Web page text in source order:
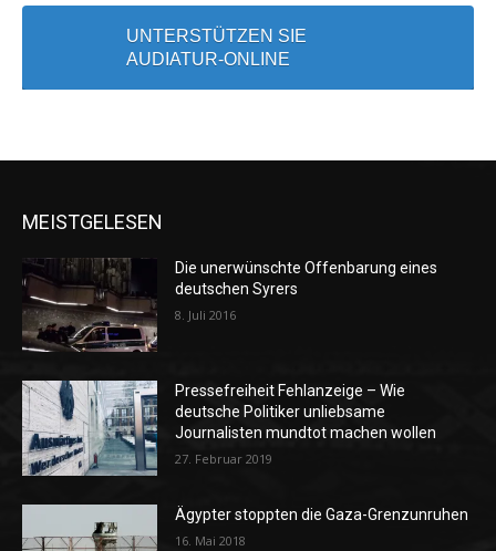
UNTERSTÜTZEN SIE
AUDIATUR-ONLINE
MEISTGELESEN
Die unerwünschte Offenbarung eines
deutschen Syrers
8. Juli 2016
Pressefreiheit Fehlanzeige – Wie
deutsche Politiker unliebsame
Journalisten mundtot machen wollen
27. Februar 2019
Ägypter stoppten die Gaza-Grenzunruhen
16. Mai 2018